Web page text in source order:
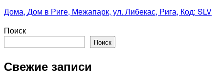
Дома, Дом в Риге, Межапарк, ул. Либекас, Рига, Код: SLV
Поиск
Поиск
Свежие записи